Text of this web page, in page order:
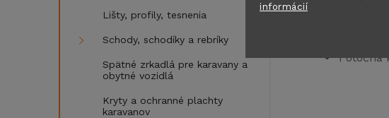
informácií
Lišty, profily, tesnenia
Schody, schodíky a rebríky
Spätné zrkadlá pre karavany a
obytné vozidlá
Kryty a ochranné plachty
karavanov
1 otočná